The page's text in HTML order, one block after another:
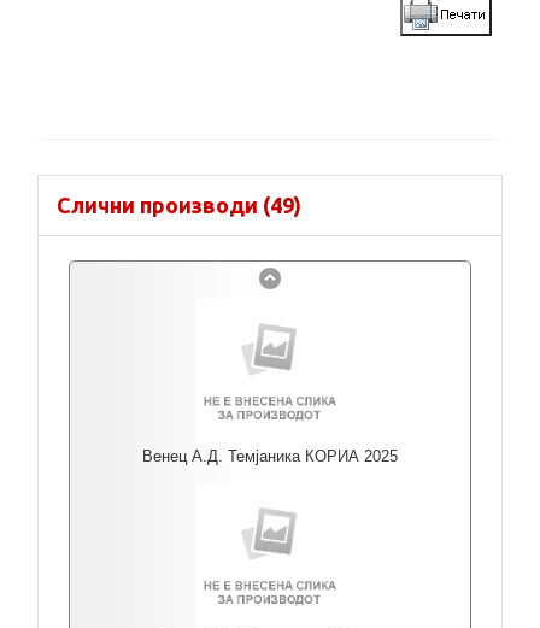
Слични производи (49)
Венец А.Д. Темјаника КОРИА 2025